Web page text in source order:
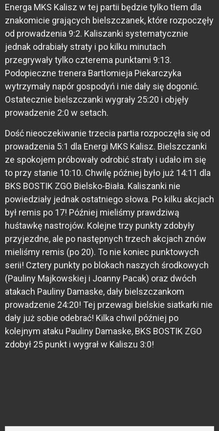
Energa MKS Kalisz w tej partii będzie tylko tłem dla
znakomicie grających bielszczanek, które rozpoczęły
od prowadzenia 9:2. Kaliszanki systematycznie
jednak odrabiały straty i po kilku minutach
przegrywały tylko czterema punktami 9:13.
Podopieczne trenera Bartłomieja Piekarczyka
wytrzymały napór gospodyń i nie dały się dogonić.
Ostatecznie bielszczanki wygrały 25:20 i objęły
prowadzenie 2:0 w setach.
Dość nieoczekiwanie trzecia partia rozpoczęła się od
prowadzenia 5:1 dla Energi MKS Kalisz. Bielszczanki
ze spokojem próbowały odrobić straty i udało im się
to przy stanie 10:10. Chwilę później było już 14:11 dla
BKS BOSTIK ZGO Bielsko-Biała. Kaliszanki nie
powiedziały jednak ostatniego słowa. Po kilku akcjach
był remis po 17! Później mieliśmy prawdziwą
huśtawkę nastrojów. Kolejne trzy punkty zdobyły
przyjezdne, ale po następnych trzech akcjach znów
mieliśmy remis (po 20). To nie koniec punktowych
serii! Cztery punkty po blokach naszych środkowych
(Pauliny Majkowskiej i Joanny Pacak) oraz dwóch
atakach Pauliny Damaske, dały bielszczankom
prowadzenie 24:20! Tej przewagi bielskie siatkarki nie
dały już sobie odebrać! Kilka chwil później po
kolejnym ataku Pauliny Damaske, BKS BOSTIK ZGO
zdobył 25 punkt i wygrał w Kaliszu 3:0!